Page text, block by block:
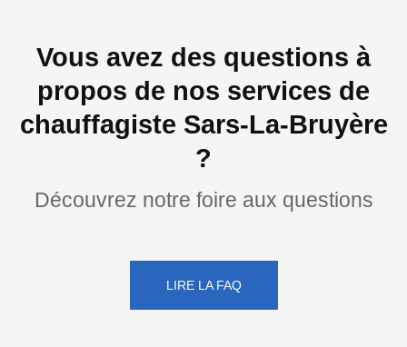
Vous avez des questions à
propos de nos services de
chauffagiste Sars-La-Bruyère
?
Découvrez notre foire aux questions
LIRE LA FAQ